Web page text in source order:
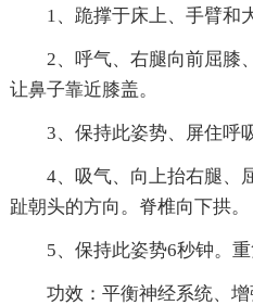
1、跪撑于床上、手臂和
2、呼气、右腿向前屈膝
让鼻子靠近膝盖。
3、保持此姿势、屏住呼
4、吸气、向上抬右腿、
趾朝头的方向。脊椎向下拱。
5、保持此姿势6秒钟。
功效：平衡神经系统、